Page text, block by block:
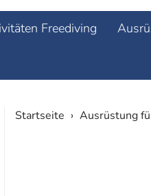
Freediving
Startseite Ausrüstung